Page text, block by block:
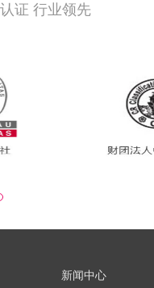
证 行业领先
新闻中心